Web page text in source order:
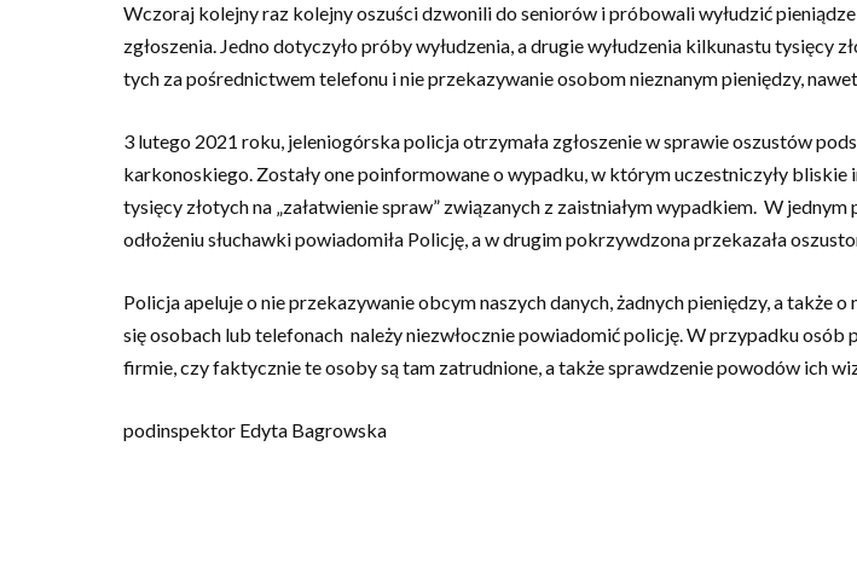
Wczoraj kolejny raz kolejny oszuści dzwonili do seniorów i próbowali wyłudzić
zgłoszenia. Jedno dotyczyło próby wyłudzenia, a drugie wyłudzenia kilkunastu
tych za pośrednictwem telefonu i nie przekazywanie osobom nieznanym pieniędzy,
3 lutego 2021 roku, jeleniogórska policja otrzymała zgłoszenie w sprawie oszustów
karkonoskiego. Zostały one poinformowane o wypadku, w którym uczestniczyły
tysięcy złotych na „załatwienie spraw” związanych z zaistniałym wypadkiem. W
odłożeniu słuchawki powiadomiła Policję, a w drugim pokrzywdzona przekazała
Policja apeluje o nie przekazywanie obcym naszych danych, żadnych pieniędzy, a także
się osobach lub telefonach należy niezwłocznie powiadomić policję. W przypadku
firmie, czy faktycznie te osoby są tam zatrudnione, a także sprawdzenie powodów ich
podinspektor Edyta Bagrowska